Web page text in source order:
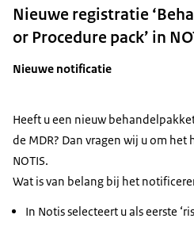
Nieuwe registratie
or Procedure pack’ in
Nieuwe notificatie
Heeft u een nieuw
de MDR? Dan vragen wij u om
NOTIS.
Wat is van belang bij het
In Notis selecteert u als eerste